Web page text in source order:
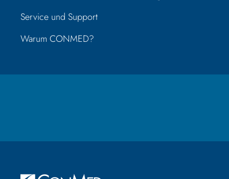
Service und Support
Warum CONMED?